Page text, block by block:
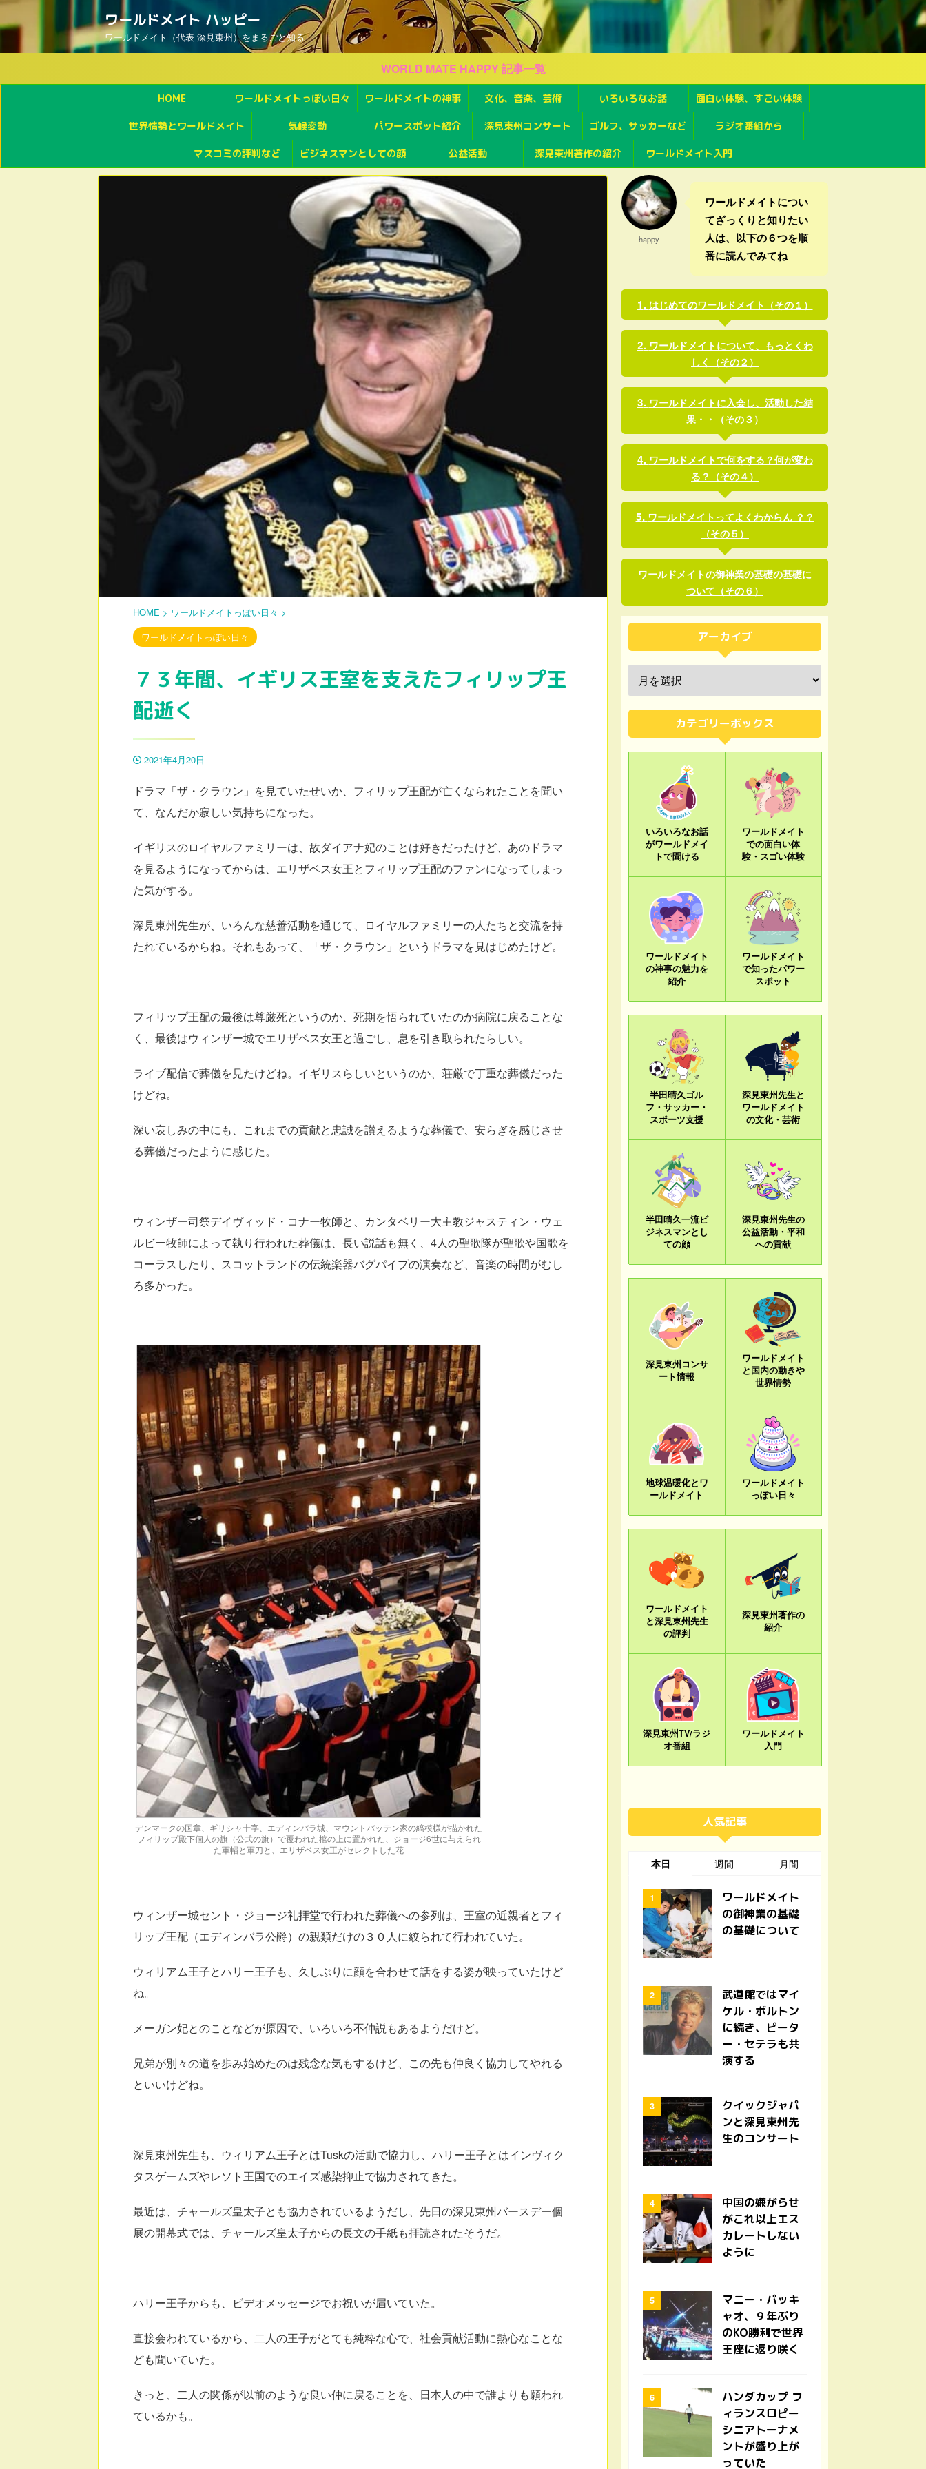
ワールドメイト ハッピー
ワールドメイト（代表 深見東州）をまるごと知る
WORLD MATE HAPPY 記事一覧
HOME ワールドメイトっぽい日々 ワールドメイトの神事 文化、音楽、芸術 いろいろなお話 面白い体験、すごい体験
世界情勢とワールドメイト 気候変動 パワースポット紹介 深見東州コンサート ゴルフ、サッカーなど ラジオ番組から
マスコミの評判など ビジネスマンとしての顔 公益活動 深見東州著作の紹介 ワールドメイト入門
HOME > ワールドメイトっぽい日々 >
ワールドメイトっぽい日々
７３年間、イギリス王室を支えたフィリップ王
配逝く
2021年4月20日
ドラマ「ザ・クラウン」を見ていたせいか、フィリップ王配が亡くなられたことを聞い
て、なんだか寂しい気持ちになった。
イギリスのロイヤルファミリーは、故ダイアナ妃のことは好きだったけど、あのドラマ
を見るようになってからは、エリザベス女王とフィリップ王配のファンになってしまっ
た気がする。
深見東州先生が、いろんな慈善活動を通じて、ロイヤルファミリーの人たちと交流を持
たれているからね。それもあって、「ザ・クラウン」というドラマを見はじめたけど。
フィリップ王配の最後は尊厳死というのか、死期を悟られていたのか病院に戻ることな
く、最後はウィンザー城でエリザベス女王と過ごし、息を引き取られたらしい。
ライブ配信で葬儀を見たけどね。イギリスらしいというのか、荘厳で丁重な葬儀だった
けどね。
深い哀しみの中にも、これまでの貢献と忠誠を讃えるような葬儀で、安らぎを感じさせ
る葬儀だったように感じた。
ウィンザー司祭デイヴィッド・コナー牧師と、カンタベリー大主教ジャスティン・ウェ
ルビー牧師によって執り行われた葬儀は、長い説話も無く、4人の聖歌隊が聖歌や国歌を
コーラスしたり、スコットランドの伝統楽器バグパイプの演奏など、音楽の時間がむし
ろ多かった。
デンマークの国章、ギリシャ十字、エディンバラ城、マウントバッテン家の縞模様が描かれた
フィリップ殿下個人の旗（公式の旗）で覆われた棺の上に置かれた、ジョージ6世に与えられ
た軍帽と軍刀と、エリザベス女王がセレクトした花
ウィンザー城セント・ジョージ礼拝堂で行われた葬儀への参列は、王室の近親者とフィ
リップ王配（エディンバラ公爵）の親類だけの３０人に絞られて行われていた。
ウィリアム王子とハリー王子も、久しぶりに顔を合わせて話をする姿が映っていたけど
ね。
メーガン妃とのことなどが原因で、いろいろ不仲説もあるようだけど。
兄弟が別々の道を歩み始めたのは残念な気もするけど、この先も仲良く協力してやれる
といいけどね。
深見東州先生も、ウィリアム王子とはTuskの活動で協力し、ハリー王子とはインヴィク
タスゲームズやレソト王国でのエイズ感染抑止で協力されてきた。
最近は、チャールズ皇太子とも協力されているようだし、先日の深見東州バースデー個
展の開幕式では、チャールズ皇太子からの長文の手紙も拝読されたそうだ。
ハリー王子からも、ビデオメッセージでお祝いが届いていた。
直接会われているから、二人の王子がとても純粋な心で、社会貢献活動に熱心なことな
ども聞いていた。
きっと、二人の関係が以前のような良い仲に戻ることを、日本人の中で誰よりも願われ
ているかも。
happy
ワールドメイトについ
てざっくりと知りたい
人は、以下の６つを順
番に読んでみてね
はじめてのワールドメイト（その１）
ワールドメイトについて、もっとくわ
しく（その２）
ワールドメイトに入会し、活動した結
果・・（その３）
ワールドメイトで何をする？何が変わ
る？（その４）
ワールドメイトってよくわからん ？？
（その５）
ワールドメイトの御神業の基礎の基礎に
ついて（その６）
アーカイブ
カテゴリーボックス
いろいろなお話
がワールドメイ
トで聞ける
ワールドメイト
での面白い体
験・スゴい体験
ワールドメイト
の神事の魅力を
紹介
ワールドメイト
で知ったパワー
スポット
半田晴久ゴル
フ・サッカー・
スポーツ支援
深見東州先生と
ワールドメイト
の文化・芸術
半田晴久一流ビ
ジネスマンとし
ての顔
深見東州先生の
公益活動・平和
への貢献
深見東州コンサ
ート情報
ワールドメイト
と国内の動きや
世界情勢
地球温暖化とワ
ールドメイト
ワールドメイト
っぽい日々
ワールドメイト
と深見東州先生
の評判
深見東州著作の
紹介
深見東州TV/ラジ
オ番組
ワールドメイト
入門
人気記事
本日 週間 月間
ワールドメイト
の御神業の基礎
の基礎について
武道館ではマイ
ケル・ボルトン
に続き、ピータ
ー・セテラも共
演する
クイックジャパ
ンと深見東州先
生のコンサート
中国の嫌がらせ
がこれ以上エス
カレートしない
ように
マニー・パッキ
ャオ、９年ぶり
のKO勝利で世界
王座に返り咲く
ハンダカップ フ
ィランスロピー
シニアトーナメ
ントが盛り上が
っていた